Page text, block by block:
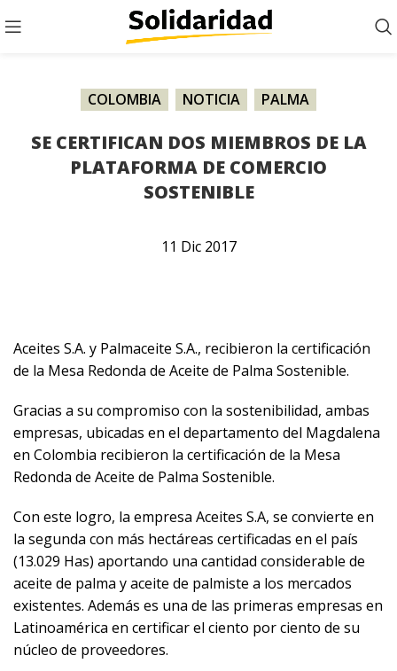
COLOMBIA NOTICIA PALMA
SE CERTIFICAN DOS MIEMBROS DE LA
PLATAFORMA DE COMERCIO
SOSTENIBLE
11 Dic 2017
Aceites S.A. y Palmaceite S.A., recibieron la certificación
de la Mesa Redonda de Aceite de Palma Sostenible.
Gracias a su compromiso con la sostenibilidad, ambas
empresas, ubicadas en el departamento del Magdalena
en Colombia recibieron la certificación de la Mesa
Redonda de Aceite de Palma Sostenible.
Con este logro, la empresa Aceites S.A, se convierte en
la segunda con más hectáreas certificadas en el país
(13.029 Has) aportando una cantidad considerable de
aceite de palma y aceite de palmiste a los mercados
existentes. Además es una de las primeras empresas en
Latinoamérica en certificar el ciento por ciento de su
núcleo de proveedores.